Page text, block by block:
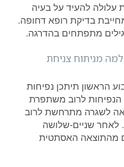
עלולה להעיד על בעיה
בדיקת רופא דחופה.
מתפתחים בהדרגה.
מניתוח צניחת
הראשון תיתכן נפיחות
לרוב משתפרת
לשגרה מתרחשת לרוב
לאחר שניים-שלושה
מהתוצאה האסתטית